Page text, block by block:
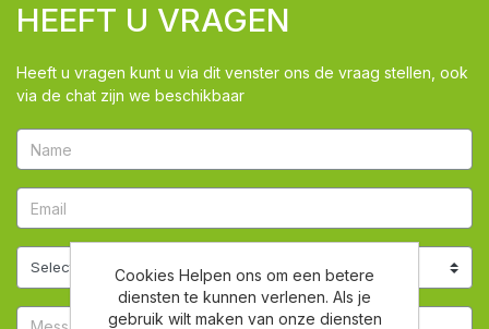
HEEFT U VRAGEN
Heeft u vragen kunt u via dit venster ons de vraag stellen, ook
via de chat zijn we beschikbaar
Cookies Helpen ons om een betere
diensten te kunnen verlenen. Als je
gebruik wilt maken van onze diensten